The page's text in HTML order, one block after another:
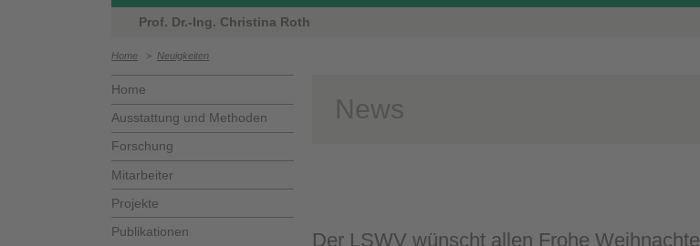
Prof. Dr.-Ing. Christina Roth
Home > Neuigkeiten
Home
Ausstattung und Methoden
Forschung
Mitarbeiter
Projekte
Publikationen
News
Der LSWV wünscht allen Frohe